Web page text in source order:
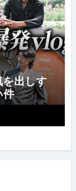
出しす
件